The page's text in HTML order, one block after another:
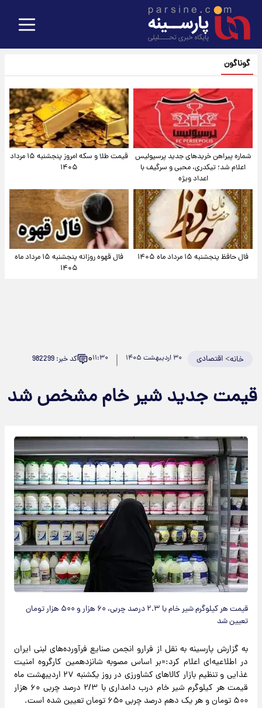
گوناگون
شماره پیراهن خریدهای جدید پرسپولیس
اعلام شد؛ تیکدری، محبی و سرگیف با
اعداد ویژه
قیمت طلا و سکه امروز پنجشنبه ۱۵ مرداد
۱۴۰۵
فال حافظ پنجشنبه ۱۵ مرداد ماه ۱۴۰۵
فال قهوه روزانه پنجشنبه ۱۵ مرداد ماه
۱۴۰۵
خانه>اقتصادی ۳۰ اردیبهشت ۱۴۰۵ ۱۱:۳۰۰ کد خبر: 982299
قیمت جدید شیر خام مشخص شد
قیمت هر کیلوگرم شیر خام با ۲.۳ درصد چربی، ۶۰ هزار و ۵۰۰ هزار تومان
تعیین شد
به گزارش پارسینه به نقل از فرارو انجمن صنایع فرآورده‌های لبنی ایران
در اطلاعیه‌ای اعلام کرد:«بر اساس مصوبه شانزدهمین کارگروه امنیت
غذایی و تنظیم بازار کالاهای کشاورزی در روز یکشنبه ۲۷ اردیبهشت ماه
قیمت هر کیلوگرم شیر خام درب دامداری با ۲/۳ درصد چربی ۶۰ هزار
۵۰۰ تومان و هر یک دهم درصد چربی ۶۵۰ تومان تعیین شده است.